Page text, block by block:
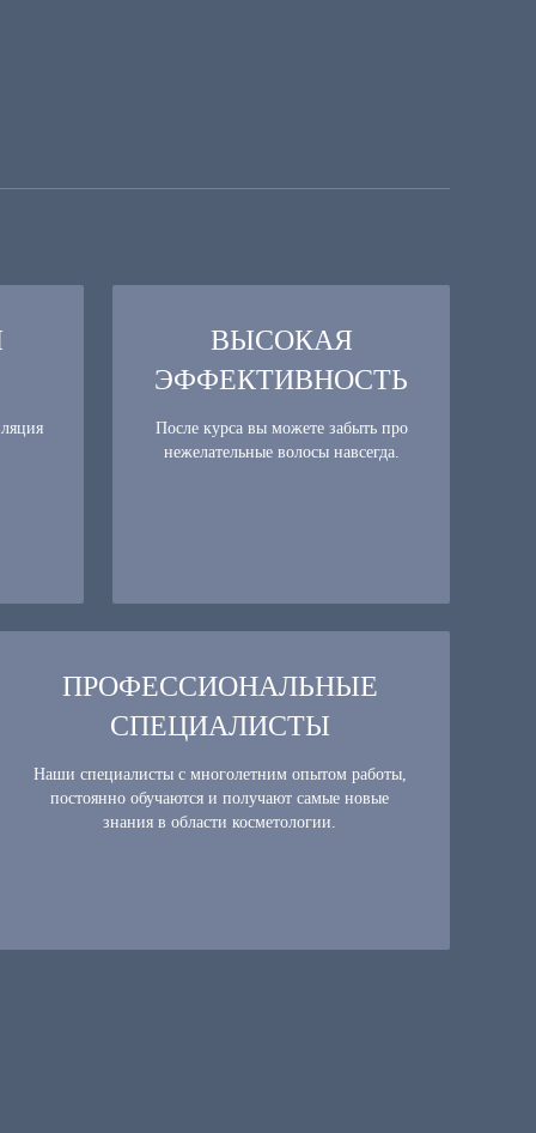
ВЫСОКАЯ
ЭФФЕКТИВНОСТЬ
После курса вы можете забыть про
нежелательные волосы навсегда.
ПРОФЕССИОНАЛЬНЫЕ
СПЕЦИАЛИСТЫ
Наши специалисты с многолетним опытом работы,
постоянно обучаются и получают самые новые
знания в области косметологии.